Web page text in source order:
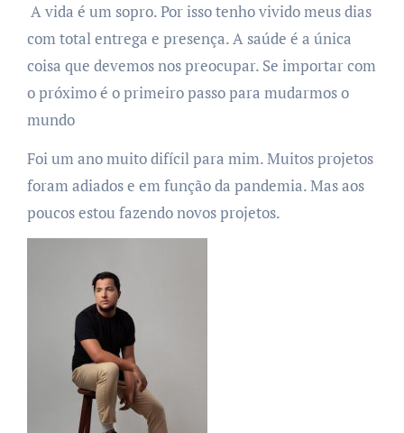
A vida é um sopro. Por isso tenho vivido meus dias
com total entrega e presença. A saúde é a única
coisa que devemos nos preocupar. Se importar com
o próximo é o primeiro passo para mudarmos o
mundo
Foi um ano muito difícil para mim. Muitos projetos
foram adiados e em função da pandemia. Mas aos
poucos estou fazendo novos projetos.